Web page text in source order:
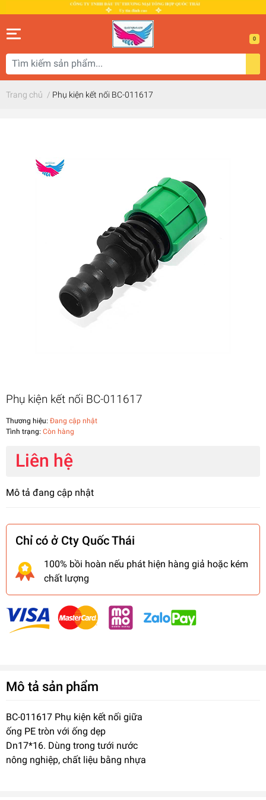
0
Trang chủ / Phụ kiện kết nối BC-011617
Phụ kiện kết nối BC-011617
Thương hiệu: Đang cập nhật
Tình trạng: Còn hàng
Liên hệ
Mô tả đang cập nhật
Chỉ có ở Cty Quốc Thái
100% bồi hoàn nếu phát hiện hàng giả hoặc kém
chất lượng
Mô tả sản phẩm
BC-011617 Phụ kiện kết nối giữa
ống PE tròn với ống dẹp
Dn17*16. Dùng trong tưới nước
nông nghiệp, chất liệu bằng nhựa